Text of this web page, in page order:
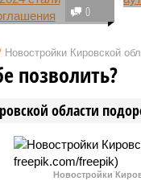
области
форума, впервые
0
Новостройки Кировской
области
позволить?
Новостройки